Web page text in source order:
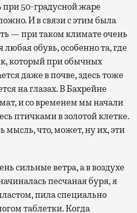
50-градусной жаре
И в связи с этим была
— при таком климате очень
обувь, особенно та, где
который при обычных
даже в почве, здесь тоже
на глазах. В Бахрейне
и со временем мы начали
птичками в золотой клетке.
мысль, что, может, ну их, эти
сильные ветра, а в воздухе
песчаная буря, я
пила специально
таблетки. Когда